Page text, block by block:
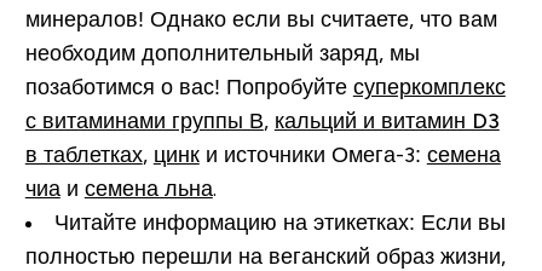
минералов! Однако если вы считаете, что вам
необходим дополнительный заряд, мы
позаботимся о вас! Попробуйте суперкомплекс
с витаминами группы В, кальций и витамин D3
в таблетках, цинки источники Омега-3: семена
чиаи семена льна.
Читайте информацию на этикетках: Если вы
полностью перешли на веганский образ жизни,